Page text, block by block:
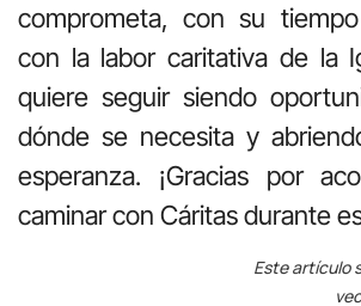
comprometa, con su
con la labor caritativa de la
quiere seguir siendo
dónde se necesita y
esperanza. ¡Gracias por
caminar con Cáritas durante
Este artículo